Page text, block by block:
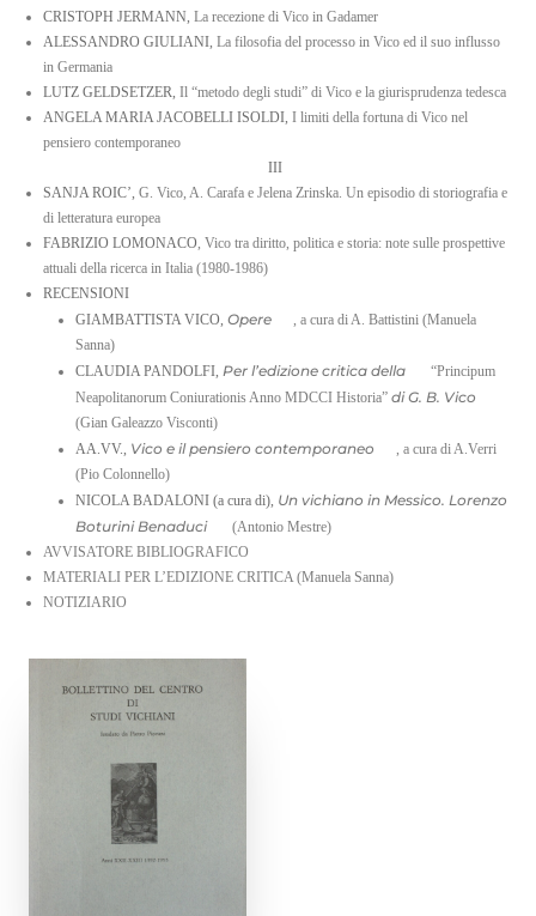
CRISTOPH JERMANN, La recezione di Vico in Gadamer
ALESSANDRO GIULIANI, La filosofia del processo in Vico ed il suo influsso
in Germania
LUTZ GELDSETZER, Il “metodo degli studi” di Vico e la giurisprudenza tedesca
ANGELA MARIA JACOBELLI ISOLDI, I limiti della fortuna di Vico nel
pensiero contemporaneo
III
SANJA ROIC’, G. Vico, A. Carafa e Jelena Zrinska. Un episodio di storiografia e
di letteratura europea
FABRIZIO LOMONACO, Vico tra diritto, politica e storia: note sulle prospettive
attuali della ricerca in Italia (1980-1986)
RECENSIONI
GIAMBATTISTA VICO, Opere
, a cura di A. Battistini (Manuela
Sanna)
CLAUDIA PANDOLFI, Per l’edizione critica della
“Principum
Neapolitanorum Coniurationis Anno MDCCI Historia” di G. B. Vico
(Gian Galeazzo Visconti)
AA.VV., Vico e il pensiero contemporaneo
, a cura di A.Verri
(Pio Colonnello)
NICOLA BADALONI (a cura di), Un vichiano in Messico. Lorenzo
Boturini Benaduci
(Antonio Mestre)
AVVISATORE BIBLIOGRAFICO
MATERIALI PER L’EDIZIONE CRITICA (Manuela Sanna)
NOTIZIARIO